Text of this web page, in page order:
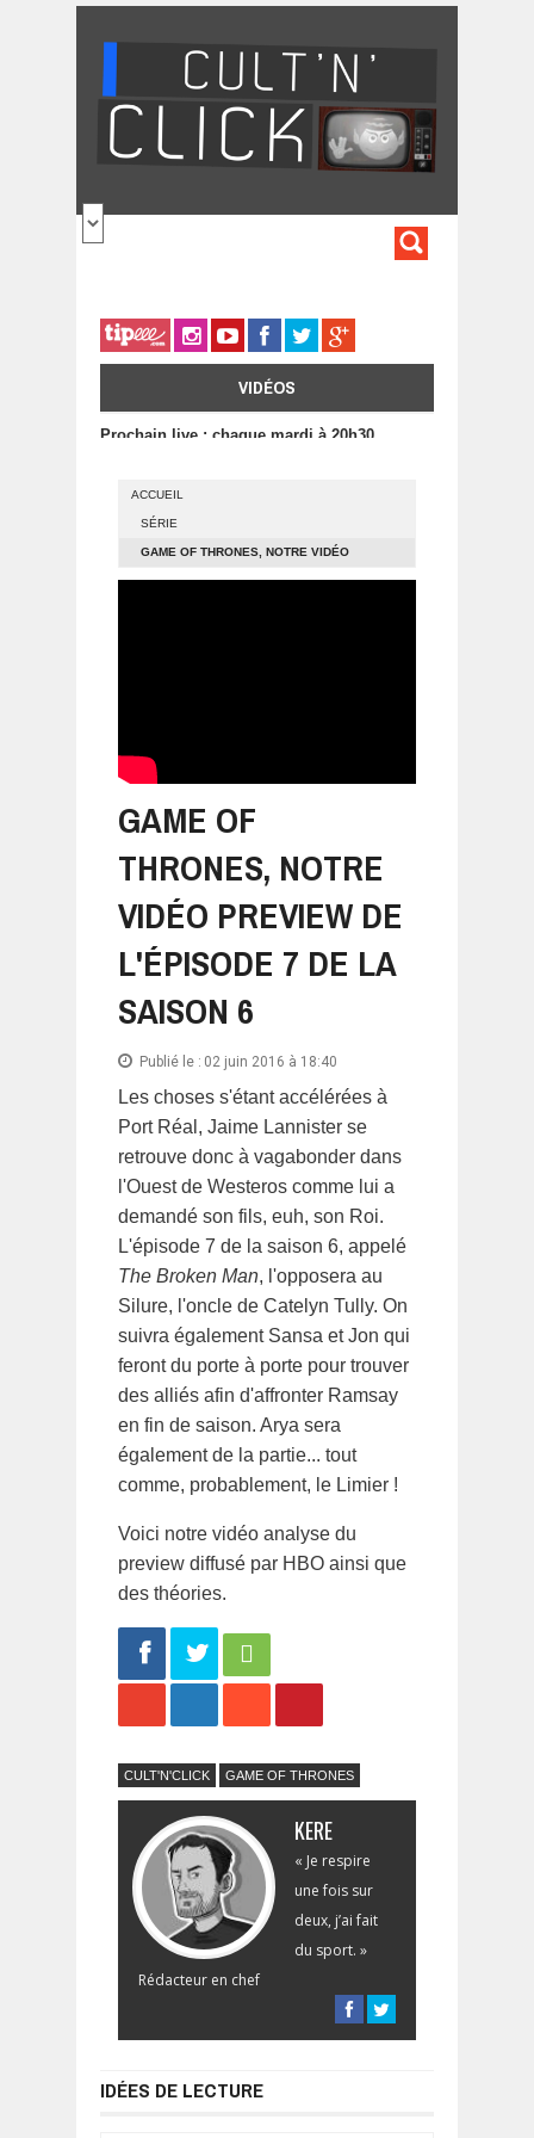
VIDÉOS
Prochain live : chaque mardi à 20h30
ACCUEIL
SÉRIE
GAME OF THRONES, NOTRE VIDÉO
PREVIEW DE L'ÉPISODE 7 DE LA SAISON 6
GAME OF
THRONES, NOTRE
VIDÉO PREVIEW DE
L'ÉPISODE 7 DE LA
SAISON 6
Publié le : 02 juin 2016 à 18:40
Les choses s'étant accélérées à
Port Réal, Jaime Lannister se
retrouve donc à vagabonder dans
l'Ouest de Westeros comme lui a
demandé son fils, euh, son Roi.
L'épisode 7 de la saison 6, appelé
The Broken Man, l'opposera au
Silure, l'oncle de Catelyn Tully. On
suivra également Sansa et Jon qui
feront du porte à porte pour trouver
des alliés afin d'affronter Ramsay
en fin de saison. Arya sera
également de la partie... tout
comme, probablement, le Limier !
Voici notre vidéo analyse du
preview diffusé par HBO ainsi que
des théories.
CULT'N'CLICK GAME OF THRONES
KERE
« Je respire
une fois sur
deux, j’ai fait
du sport. »
Rédacteur en chef
IDÉES DE LECTURE